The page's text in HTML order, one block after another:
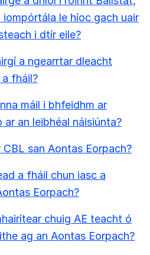
le híoc gach uair
i dtír eile?
a ngearrtar dleacht
fháil?
máil i bhfeidhm ar
ar an leibhéal náisiúnta?
san Aontas Eorpach?
a fháil chun iasc a
Eorpach?
chuig AE teacht ó
ag an Aontas Eorpach?